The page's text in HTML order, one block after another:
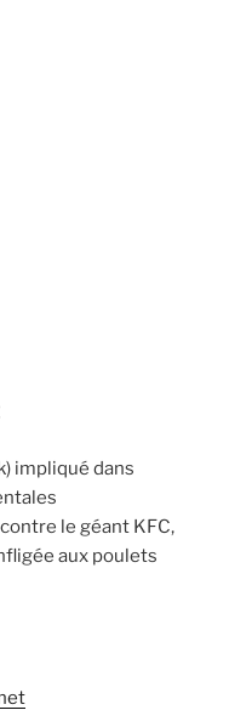
impliqué dans
le géant KFC,
aux poulets